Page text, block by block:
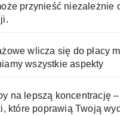
przynieść niezależnie
wlicza się do płacy
wszystkie aspekty
na lepszą koncentrację
które poprawią Twoją